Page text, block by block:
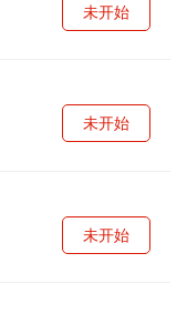
未开始
未开始
未开始